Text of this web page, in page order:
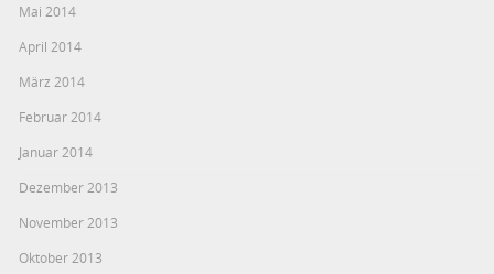
Mai 2014
April 2014
März 2014
Februar 2014
Januar 2014
Dezember 2013
November 2013
Oktober 2013